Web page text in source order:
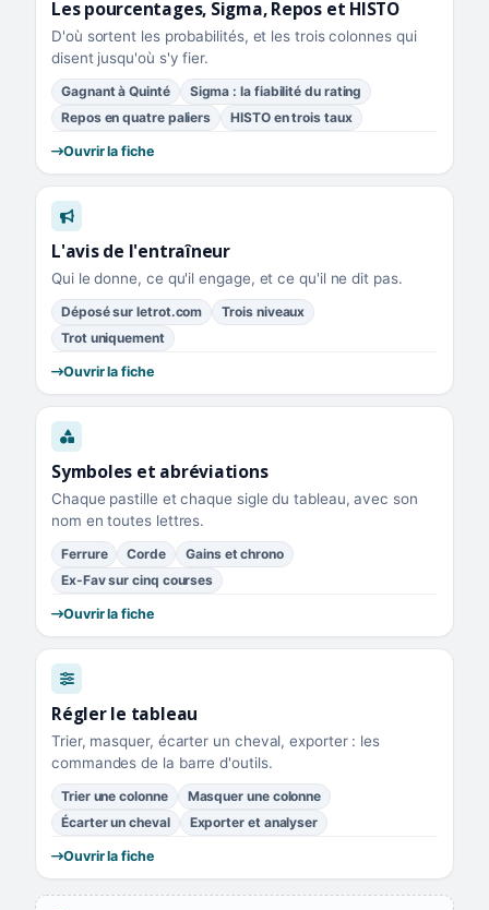
Les pourcentages, Sigma, Repos et HISTO
D'où sortent les probabilités, et les trois colonnes qui
disent jusqu'où s'y fier.
Gagnant à Quinté
Sigma : la fiabilité du rating
Repos en quatre paliers
HISTO en trois taux
Ouvrir la fiche
L'avis de l'entraîneur
Qui le donne, ce qu'il engage, et ce qu'il ne dit pas.
Déposé sur letrot.com
Trois niveaux
Trot uniquement
Ouvrir la fiche
Symboles et abréviations
Chaque pastille et chaque sigle du tableau, avec son
nom en toutes lettres.
Ferrure Corde
Gains et chrono
Ex-Fav sur cinq courses
Ouvrir la fiche
Régler le tableau
Trier, masquer, écarter un cheval, exporter : les
commandes de la barre d'outils.
Trier une colonne
Masquer une colonne
Écarter un cheval
Exporter et analyser
Ouvrir la fiche